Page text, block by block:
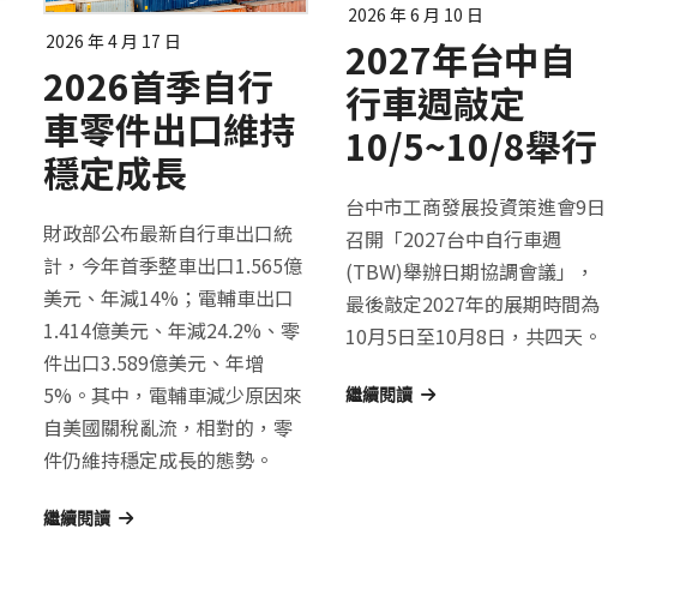
2026 年 4 月 17 日
2026首季自行
車零件出口維持
穩定成長
財政部公布最新自行車出口統
計，今年首季整車出口1.565億
美元、年減14%；電輔車出口
1.414億美元、年減24.2%、零
件出口3.589億美元、年增
5%。其中，電輔車減少原因來
自美國關稅亂流，相對的，零
件仍維持穩定成長的態勢。
繼續閱讀
2026 年 6 月 10 日
2027年台中自
行車週敲定
10/5~10/8舉行
台中市工商發展投資策進會9日
召開「2027台中自行車週
(TBW)舉辦日期協調會議」，
最後敲定2027年的展期時間為
10月5日至10月8日，共四天。
繼續閱讀